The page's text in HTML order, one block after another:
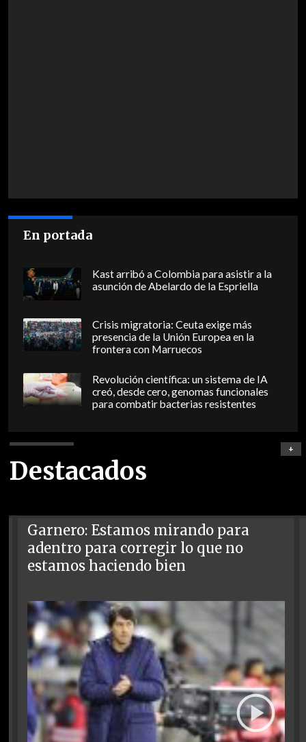
En portada
Kast arribó a Colombia para asistir a la
asunción de Abelardo de la Espriella
Crisis migratoria: Ceuta exige más
presencia de la Unión Europea en la
frontera con Marruecos
Revolución científica: un sistema de IA
creó, desde cero, genomas funcionales
para combatir bacterias resistentes
Destacados
+
Garnero: Estamos mirando para
adentro para corregir lo que no
estamos haciendo bien